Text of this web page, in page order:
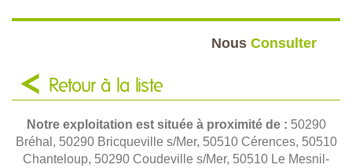
Nous Consulter
Retour à la liste
Notre exploitation est située à proximité de : 50290
Bréhal, 50290 Bricqueville s/Mer, 50510 Cérences, 50510
Chanteloup, 50290 Coudeville s/Mer, 50510 Le Mesnil-